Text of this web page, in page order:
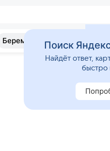
Беременность Развитие
Поиск
Найдёт ответ,
быстро